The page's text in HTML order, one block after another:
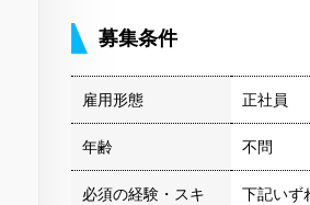
募集条件
雇用形態 正社員
年齢 不問
必須の経験・スキ
下記いず